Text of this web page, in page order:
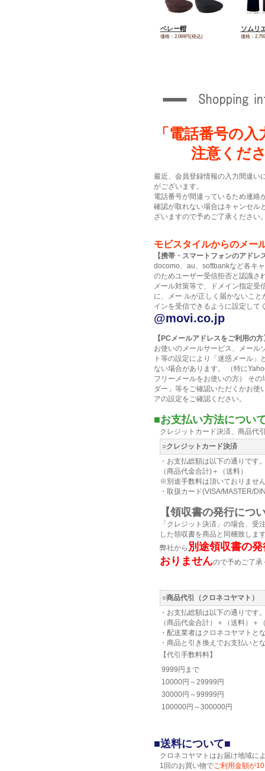
ベレー帽
価格：2,069円(税込)
ソムリ
価格：
「電話番号の
注意くだ
最近、会員登録情報の入力間違い
がございます。
電話番号が間違っているため連絡
確認が取れない場合はキャンセル
ざいますので予めご了承ください
モビスタイルからのメー
【携帯・スマートフォンのアドレ
docomo、au、softbankなど各キ
のためユーザー受信拒否と認識さ
メール対策等で、ドメイン指定受
に、メー ルが正しく届かないこ
インを受信できるように設定して
@movi.co.jp
【PCメールアドレスをご利用の方
お使いのメールサービス、メール
ト等の設定により「迷惑メール」
ない場合があります。 （特に
フリーメールをお使いの方） そ
ダー」等をご確認いただくかお使
アの設定をご確認ください。
■お支払い方法につい
クレジットカード決済、商品代
○クレジットカード決済
・お支払総額は以下の通りです
（商品代金合計)＋（送料）
※別途手数料は頂いておりませ
・取扱カード(VISA/MASTER/
【領収書の発行につ
「クレジット決済」の場合、受
した領収書を商品と同梱致しま
弊社から 別途領収書の
おりませんので予めご了承
○商品代引（クロネコヤマト）
・お支払総額は以下の通りです
（商品代金合計）＋（送料）＋
・配送業者はクロネコヤマトと
・商品と引き換えでお支払いと
【代引手数料料】
9999円まで
10000円～29999円
30000円～99999円
100000円～300000円
■送料について■
クロネコヤマトはお届け地域に
1回のお買い物でご利用金額が